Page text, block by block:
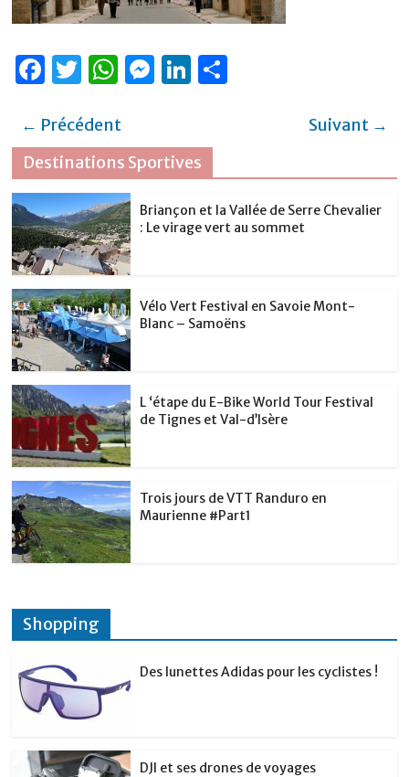
F
c
e
b
o
o
k
T
it
te
r
W
at
s
A
p
p
M
e
n
g
Li
e
dI
n
er
← Précédent
Suivant →
Destinations Sportives
Briançon et la Vallée de Serre Chevalier
: Le virage vert au sommet
Vélo Vert Festival en Savoie Mont-
Blanc – Samoëns
L ‘étape du E-Bike World Tour Festival
de Tignes et Val-d’Isère
Trois jours de VTT Randuro en
Maurienne #Part1
Shopping
Des lunettes Adidas pour les cyclistes !
DJI et ses drones de voyages